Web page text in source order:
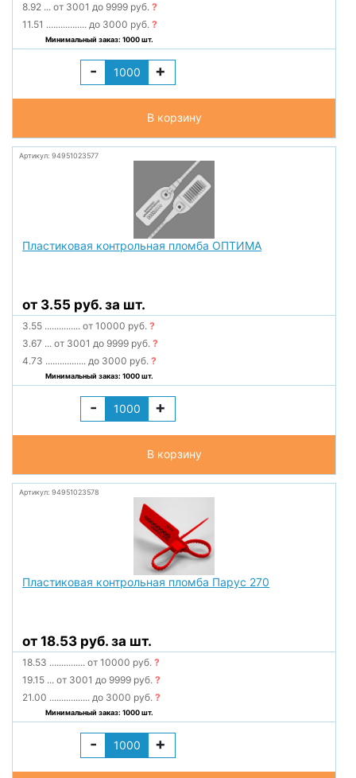
8.92 ... от 3001 до 9999 руб.?
11.51 ................. до 3000 руб.?
Минимальный заказ: 1000 шт.
- +
В корзину
Артикул: 94951023577
Пластиковая контрольная пломба ОПТИМА
от 3.55 руб. за шт.
3.55 ............... от 10000 руб.?
3.67 ... от 3001 до 9999 руб.?
4.73 ................. до 3000 руб.?
Минимальный заказ: 1000 шт.
- +
В корзину
Артикул: 94951023578
Пластиковая контрольная пломба Парус 270
от 18.53 руб. за шт.
18.53 ............... от 10000 руб.?
19.15 ... от 3001 до 9999 руб.?
21.00 ................. до 3000 руб.?
Минимальный заказ: 1000 шт.
- +